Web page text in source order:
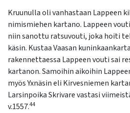
Kruunulla oli vanhastaan Lappeen
nimismiehen kartano. Lappeen
niin sanottu ratsuvouti, joka hoiti
käsin. Kustaa Vaasan
rakennettaessa Lappeen vouti sai
kartanon. Samoihin aikoihin
myös Yxnäsin eli Kirvesniemen
Larsinpoika Skrivare vastasi
v.1557.44